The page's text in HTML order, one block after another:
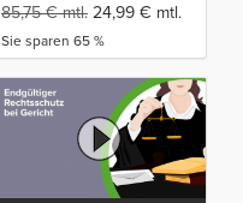
85,75€mtl. 24,99 € mtl.
Sie sparen 65 %